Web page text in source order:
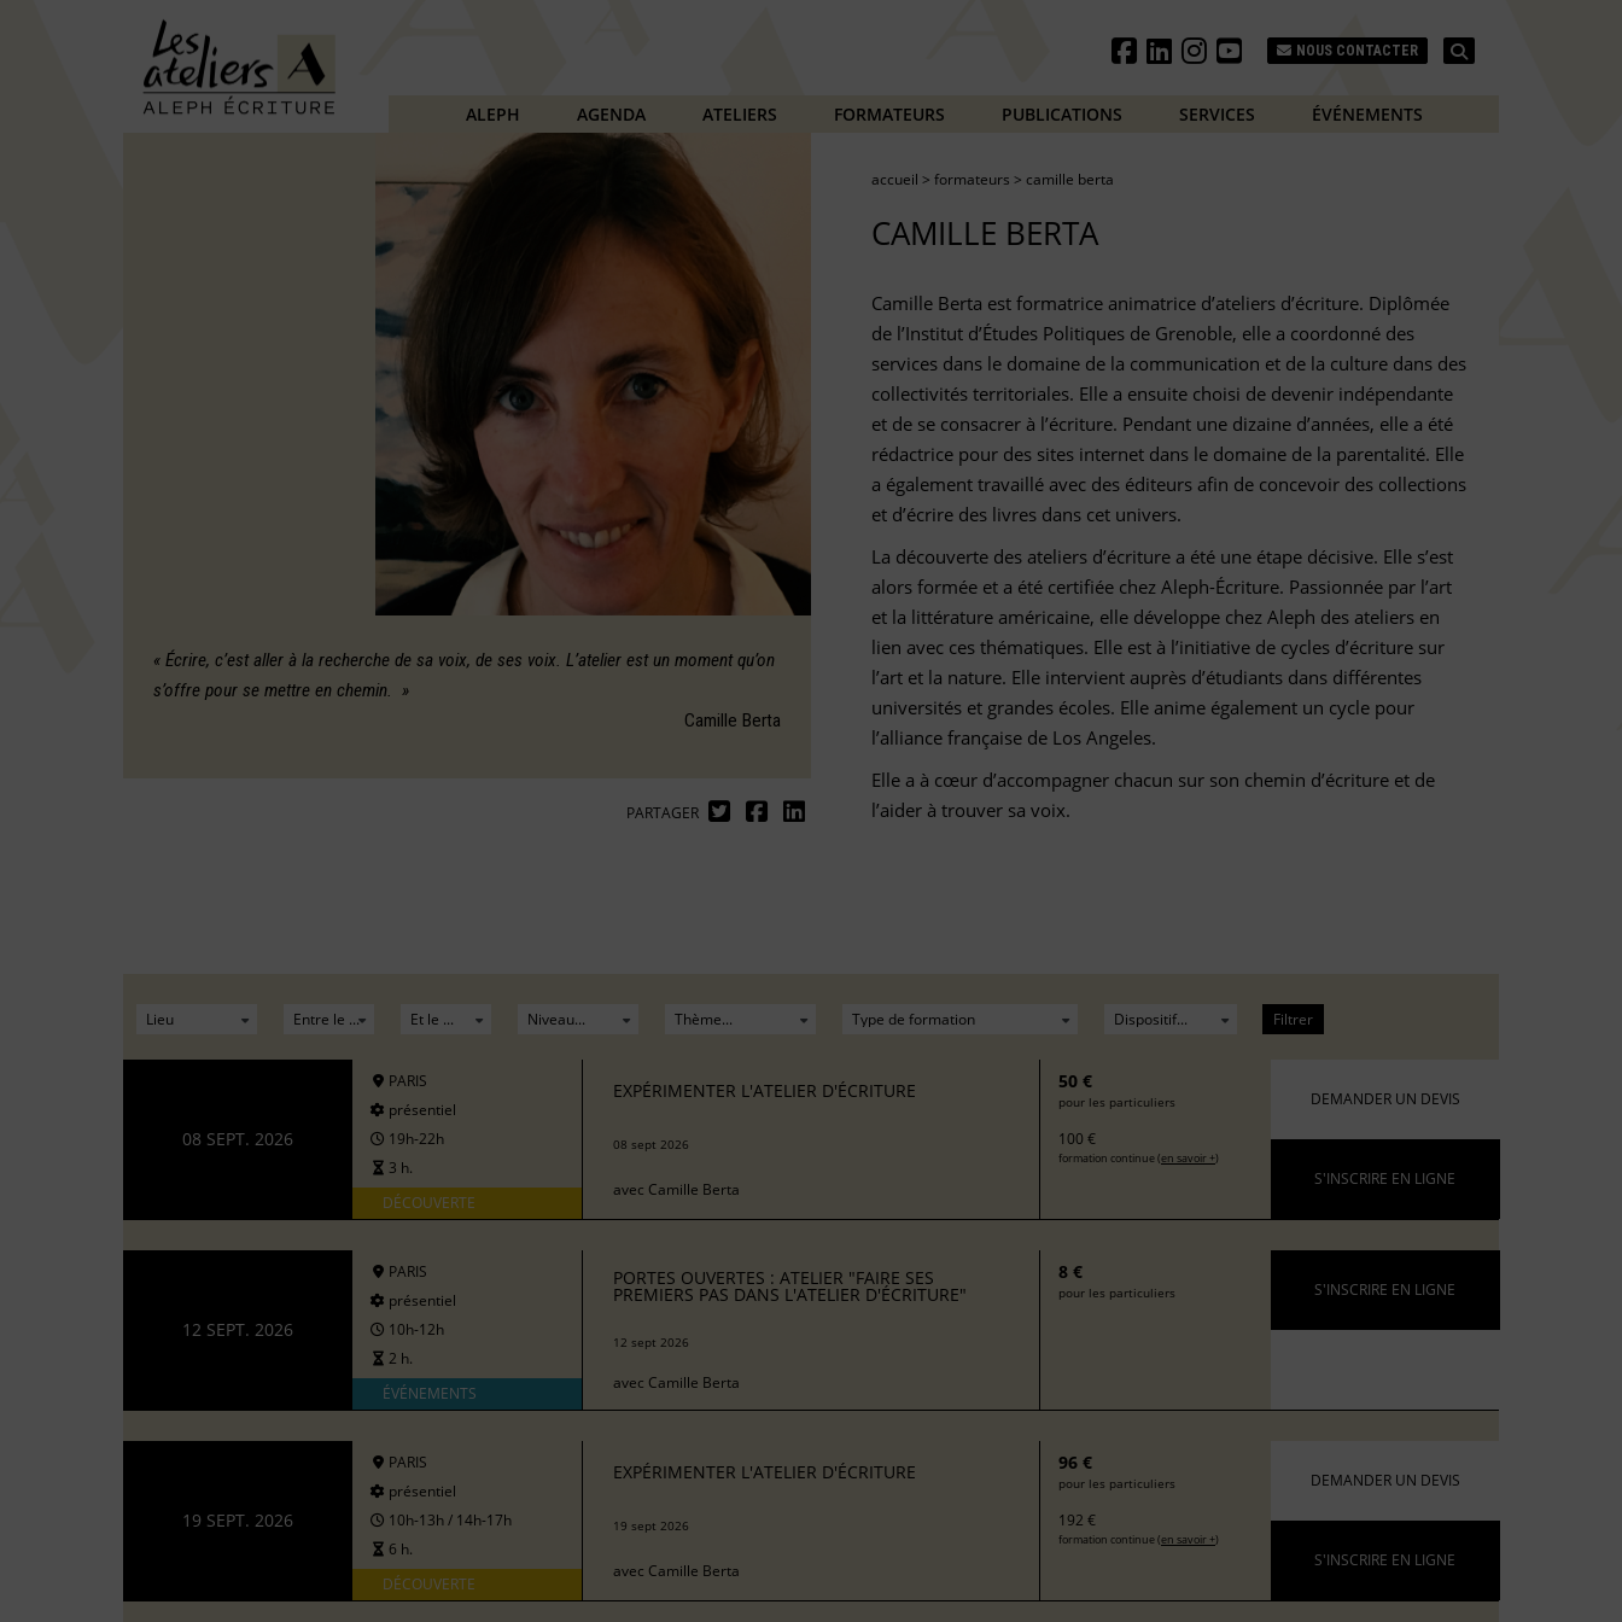
NOUS CONTACTER
ALEPH AGENDA ATELIERS FORMATEURS PUBLICATIONS SERVICES ÉVÉNEMENTS
« Écrire, c’est aller à la recherche de sa voix, de ses voix. L’atelier est un moment qu’on
s’offre pour se mettre en chemin. »
Camille Berta
PARTAGER
accueil > formateurs > camille berta
CAMILLE BERTA
Camille Berta est formatrice animatrice d’ateliers d’écriture. Diplômée
de l’Institut d’Études Politiques de Grenoble, elle a coordonné des
services dans le domaine de la communication et de la culture dans des
collectivités territoriales. Elle a ensuite choisi de devenir indépendante
et de se consacrer à l’écriture. Pendant une dizaine d’années, elle a été
rédactrice pour des sites internet dans le domaine de la parentalité. Elle
a également travaillé avec des éditeurs afin de concevoir des collections
et d’écrire des livres dans cet univers.
La découverte des ateliers d’écriture a été une étape décisive. Elle s’est
alors formée et a été certifiée chez Aleph-Écriture. Passionnée par l’art
et la littérature américaine, elle développe chez Aleph des ateliers en
lien avec ces thématiques. Elle est à l’initiative de cycles d’écriture sur
l’art et la nature. Elle intervient auprès d’étudiants dans différentes
universités et grandes écoles. Elle anime également un cycle pour
l’alliance française de Los Angeles.
Elle a à cœur d’accompagner chacun sur son chemin d’écriture et de
l’aider à trouver sa voix.
Filtrer
08 SEPT. 2026
PARIS
présentiel
19h-22h
3 h.
DÉCOUVERTE
EXPÉRIMENTER L'ATELIER D'ÉCRITURE
08 sept 2026
avec Camille Berta
50 €
pour les particuliers
100 €
formation continue (en savoir +)
DEMANDER UN DEVIS
S'INSCRIRE EN LIGNE
12 SEPT. 2026
PARIS
présentiel
10h-12h
2 h.
ÉVÉNEMENTS
PORTES OUVERTES : ATELIER "FAIRE SES
PREMIERS PAS DANS L'ATELIER D'ÉCRITURE"
12 sept 2026
avec Camille Berta
8 €
pour les particuliers S'INSCRIRE EN LIGNE
19 SEPT. 2026
PARIS
présentiel
10h-13h / 14h-17h
6 h.
DÉCOUVERTE
EXPÉRIMENTER L'ATELIER D'ÉCRITURE
19 sept 2026
avec Camille Berta
96 €
pour les particuliers
192 €
formation continue (en savoir +)
DEMANDER UN DEVIS
S'INSCRIRE EN LIGNE